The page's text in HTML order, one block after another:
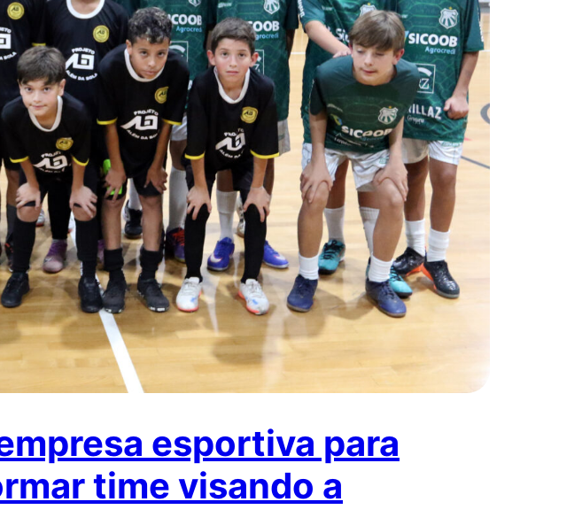
esportiva para
time visando a